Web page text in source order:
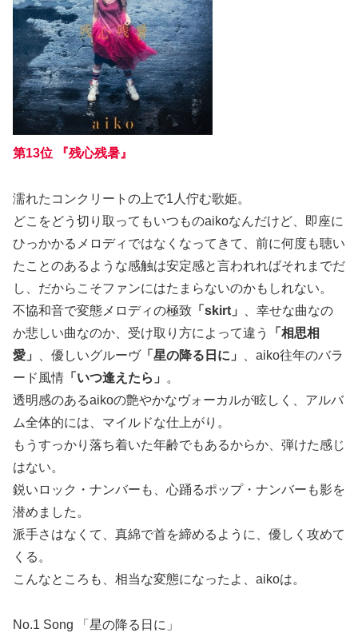
第13位 『残心残暑』
濡れたコンクリートの上で1人佇む歌姫。
どこをどう切り取ってもいつものaikoなんだけど、即座に
ひっかかるメロディではなくなってきて、前に何度も聴い
たことのあるような感触は安定感と言われればそれまでだ
し、だからこそファンにはたまらないのかもしれない。
不協和音で変態メロディの極致 「skirt」
、幸せな曲なの
か悲しい曲なのか、受け取り方によって違う
「相思相
愛」
、優しいグルーヴ「星の降る日に」
、aiko往年のバラ
ード風情 「いつ逢えたら」
。
透明感のあるaikoの艶やかなヴォーカルが眩しく、アルバ
ム全体的には、マイルドな仕上がり。
もうすっかり落ち着いた年齢でもあるからか、弾けた感じ
はない。
鋭いロック・ナンバーも、心踊るポップ・ナンバーも影を
潜めました。
派手さはなくて、真綿で首を締めるように、優しく攻めて
くる。
こんなところも、相当な変態になったよ、aikoは。
No.1 Song 「星の降る日に」